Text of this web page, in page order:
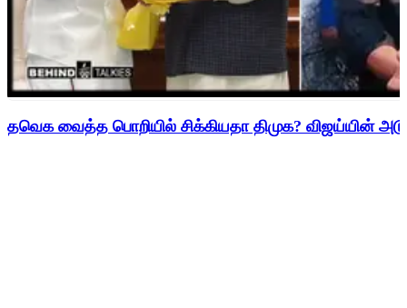
தவெக வைத்த பொறியில் சிக்கியதா திமுக? விஜய்யின்